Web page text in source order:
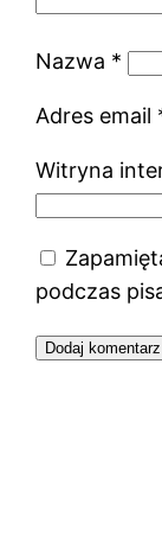
Nazwa *
Adres email
Witryna
podczas